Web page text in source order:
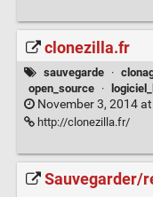
clonezilla.fr
sauvegarde ·
open_source
·
November 3, 2014 at
http://clonezilla.fr/
Sauvegarder/